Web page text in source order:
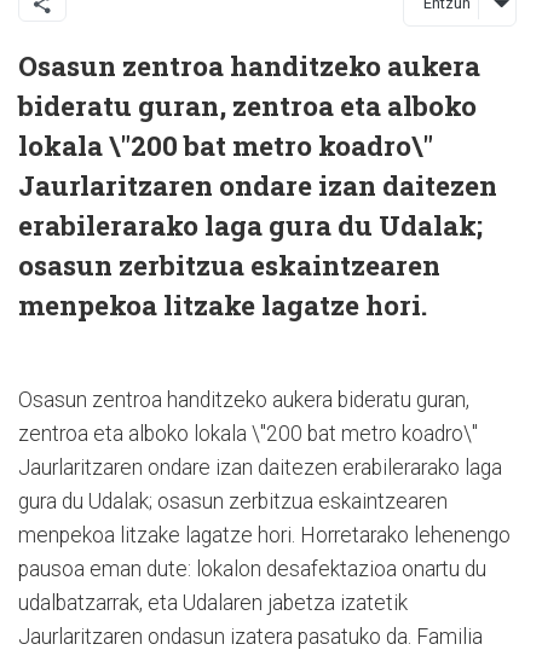
Osasun zentroa handitzeko aukera
bideratu guran, zentroa eta alboko
lokala \"200 bat metro koadro\"
Jaurlaritzaren ondare izan daitezen
erabilerarako laga gura du Udalak;
osasun zerbitzua eskaintzearen
menpekoa litzake lagatze hori.
Osasun zentroa handitzeko aukera bideratu guran,
zentroa eta alboko lokala \"200 bat metro koadro\"
Jaurlaritzaren ondare izan daitezen erabilerarako laga
gura du Udalak; osasun zerbitzua eskaintzearen
menpekoa litzake lagatze hori. Horretarako lehenengo
pausoa eman dute: lokalon desafektazioa onartu du
udalbatzarrak, eta Udalaren jabetza izatetik
Jaurlaritzaren ondasun izatera pasatuko da. Familia